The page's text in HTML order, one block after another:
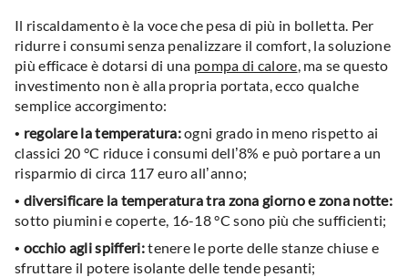
Il riscaldamento è la voce che pesa di più in bolletta. Per
ridurre i consumi senza penalizzare il comfort, la soluzione
più efficace è dotarsi di una pompa di calore, ma se questo
investimento non è alla propria portata, ecco qualche
semplice accorgimento:
• regolare la temperatura:ogni grado in meno rispetto ai
classici 20 °C riduce i consumi dell’8% e può portare a un
risparmio di circa 117 euro all’anno;
• diversificare la temperatura tra zona giorno e zona notte:
sotto piumini e coperte, 16-18 °C sono più che sufficienti;
• occhio agli spifferi:tenere le porte delle stanze chiuse e
sfruttare il potere isolante delle tende pesanti;